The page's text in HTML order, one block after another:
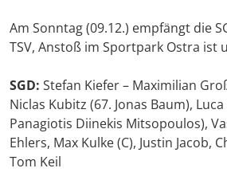
Am Sonntag (09.12.) empfängt die
TSV, Anstoß im Sportpark Ostra ist
SGD: Stefan Kiefer – Maximilian
Niclas Kubitz (67. Jonas Baum),
Panagiotis Diinekis Mitsopoulos),
Ehlers, Max Kulke (C), Justin Jacob,
Tom Keil